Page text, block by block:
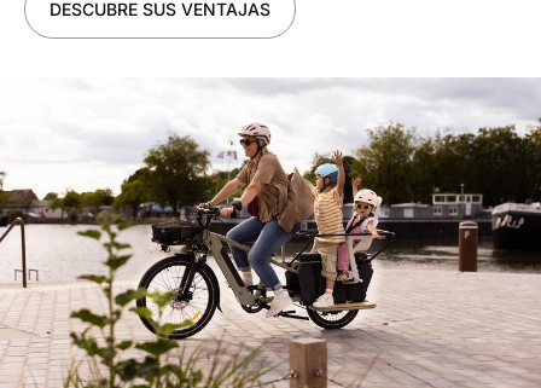
DESCUBRE SUS VENTAJAS